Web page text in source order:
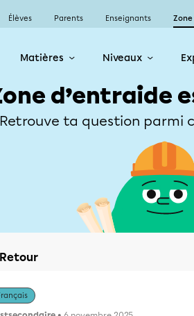
Élèves Parents Enseignants
Matières Niveaux
d’entraide
Retrouve ta question parmi
Retour